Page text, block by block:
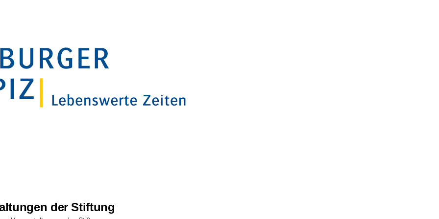
der Stiftung